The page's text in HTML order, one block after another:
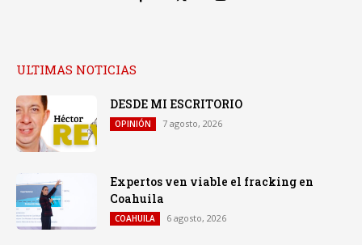
ULTIMAS NOTICIAS
DESDE MI ESCRITORIO
OPINIÓN 7 agosto, 2026
Expertos ven viable el fracking en
Coahuila
COAHUILA 6 agosto, 2026